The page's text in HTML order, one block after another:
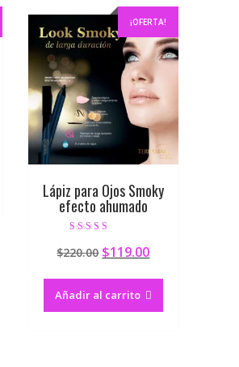
¡OFERTA!
Lápiz para Ojos Smoky
efecto ahumado
5.00
de 5
$220.00 $119.00
Añadir al carrito